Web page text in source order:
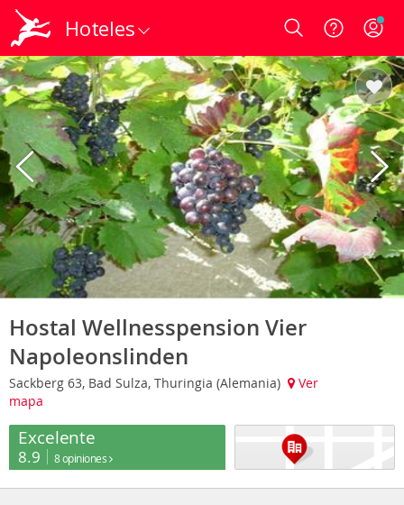
Hoteles Login
Hostal Wellnesspension Vier
Napoleonslinden
Sackberg 63, Bad Sulza, Thuringia (Alemania)
Ver
mapa
Excelente
8.9 8 opiniones